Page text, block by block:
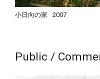
小日向の家 2007
Public /